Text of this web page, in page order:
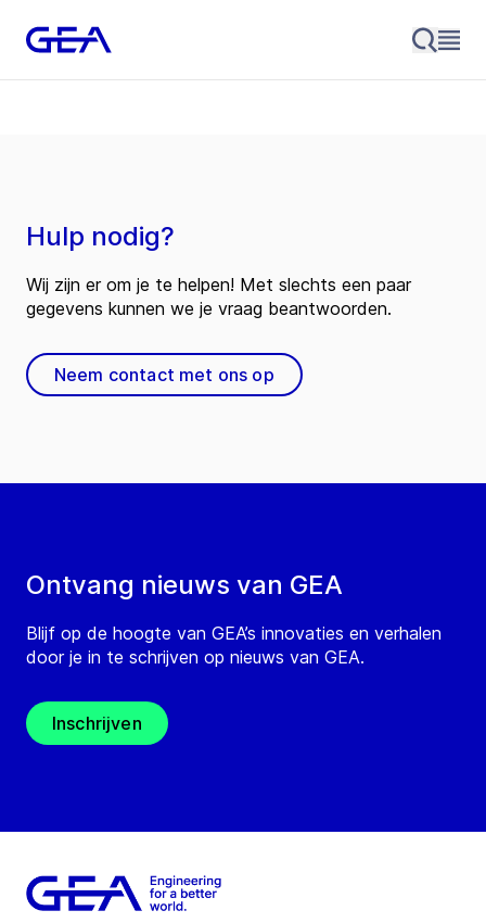
Ontvang nieuws van GEA
Blijf op de hoogte van GEA’s innovaties en verhalen
door je in te schrijven op nieuws van GEA.
Inschrijven
Hulp nodig?
Wij zijn er om je te helpen! Met slechts een paar
gegevens kunnen we je vraag beantwoorden.
Neem contact met ons op